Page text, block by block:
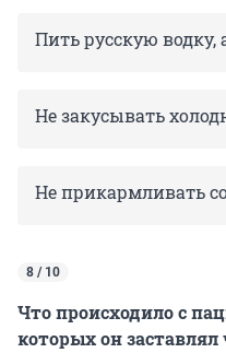
Пить русскую водку,
Не закусывать
Не прикармливать
8 / 10
Что происходило с
которых он